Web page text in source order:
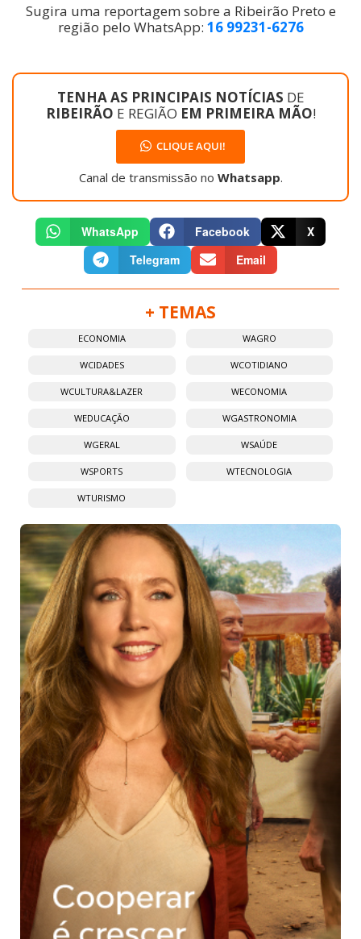
Sugira uma reportagem sobre a Ribeirão Preto e
região pelo WhatsApp: 16 99231-6276
TENHA AS PRINCIPAIS NOTÍCIAS DE
RIBEIRÃO E REGIÃO EM PRIMEIRA MÃO!
CLIQUE AQUI!
Canal de transmissão no Whatsapp.
WhatsApp Facebook
X
Telegram
Email
+ TEMAS
ECONOMIA WAGRO
WCIDADES WCOTIDIANO
WCULTURA&LAZER WECONOMIA
WEDUCAÇÃO WGASTRONOMIA
WGERAL WSAÚDE
WSPORTS WTECNOLOGIA
WTURISMO